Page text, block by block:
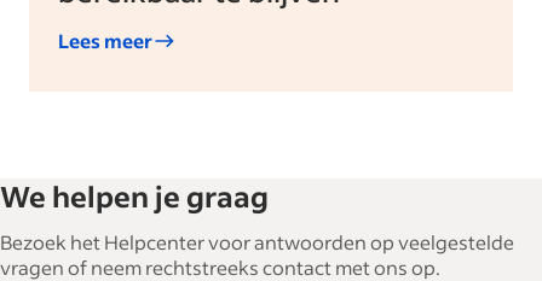
Lees meer
We helpen je graag
Bezoek het Helpcenter voor antwoorden op veelgestelde
vragen of neem rechtstreeks contact met ons op.